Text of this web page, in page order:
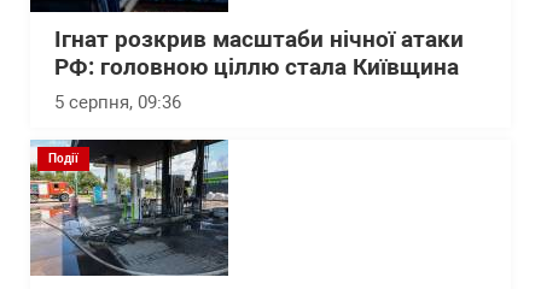
Ігнат розкрив масштаби нічної атаки
РФ: головною ціллю стала Київщина
5 серпня, 09:36
Події